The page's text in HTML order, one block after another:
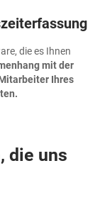
die es Ihnen
mit der
Ihres
die uns